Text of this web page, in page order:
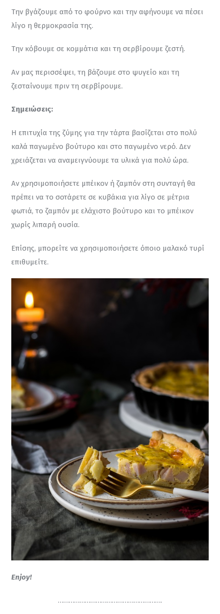
Την βγάζουμε από το φούρνο και την αφήνουμε να πέσει
λίγο η θερμοκρασία της.
Την κόβουμε σε κομμάτια και τη σερβίρουμε ζεστή.
Αν μας περισσέψει, τη βάζουμε στο ψυγείο και τη
ζεσταίνουμε πριν τη σερβίρουμε.
Σημειώσεις:
Η επιτυχία της ζύμης για την τάρτα βασίζεται στο πολύ
καλά παγωμένο βούτυρο και στο παγωμένο νερό. Δεν
χρειάζεται να αναμειγνύουμε τα υλικά για πολύ ώρα.
Αν χρησιμοποιήσετε μπέικον ή ζαμπόν στη συνταγή θα
πρέπει να το σοτάρετε σε κυβάκια για λίγο σε μέτρια
φωτιά, το ζαμπόν με ελάχιστο βούτυρο και το μπέικον
χωρίς λιπαρή ουσία.
Επίσης, μπορείτε να χρησιμοποιήσετε όποιο μαλακό τυρί
επιθυμείτε.
Enjoy!
………………………………………………….